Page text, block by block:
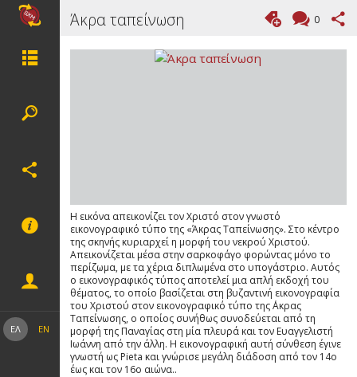
ΕΛ EN
Άκρα ταπείνωση 0
Η εικόνα απεικονίζει τον Χριστό στον γνωστό
εικονογραφικό τύπο της «Άκρας Ταπείνωσης». Στο κέντρο
της σκηνής κυριαρχεί η μορφή του νεκρού Χριστού.
Απεικονίζεται μέσα στην σαρκοφάγο φορώντας μόνο το
περίζωμα, με τα χέρια διπλωμένα στο υπογάστριο. Αυτός
ο εικονογραφικός τύπος αποτελεί μια απλή εκδοχή του
θέματος, το οποίο βασίζεται στη βυζαντινή εικονογραφία
του Χριστού στον εικονογραφικό τύπο της ΄Ακρας
Ταπείνωσης, ο οποίος συνήθως συνοδεύεται από τη
μορφή της Παναγίας στη μία πλευρά και τον Ευαγγελιστή
Ιωάννη από την άλλη. Η εικονογραφική αυτή σύνθεση έγινε
γνωστή ως Pieta και γνώρισε μεγάλη διάδοση από τον 14ο
έως και τον 16ο αιώνα..